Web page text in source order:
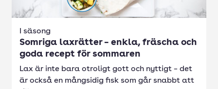
I säsong
Somriga laxrätter – enkla, fräscha och
goda recept för sommaren
Lax är inte bara otroligt gott och nyttigt – det
är också en mångsidig fisk som går snabbt att